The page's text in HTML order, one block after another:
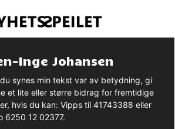
Inge Johansen
synes min tekst var av betydning, gi
et lite eller større bidrag for fremtidige
hvis du kan: Vipps til 41743388 eller
6250 12 02377.